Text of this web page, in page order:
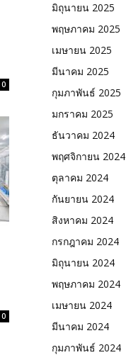
0
0
มิถุนายน 2025
พฤษภาคม 2025
เมษายน 2025
มีนาคม 2025
กุมภาพันธ์ 2025
มกราคม 2025
ธันวาคม 2024
พฤศจิกายน 2024
ตุลาคม 2024
กันยายน 2024
สิงหาคม 2024
กรกฎาคม 2024
มิถุนายน 2024
พฤษภาคม 2024
เมษายน 2024
มีนาคม 2024
กุมภาพันธ์ 2024